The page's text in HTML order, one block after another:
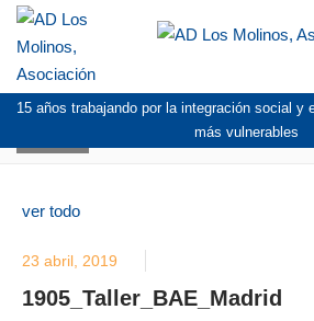
15 años trabajando por la integración social y
más vulnerables
ver todo
23 abril, 2019
1905_Taller_BAE_Madrid